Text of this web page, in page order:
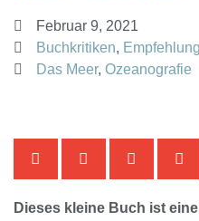
Februar 9, 2021
Buchkritiken, Empfehlung
Das Meer, Ozeanografie
Dieses kleine Buch ist